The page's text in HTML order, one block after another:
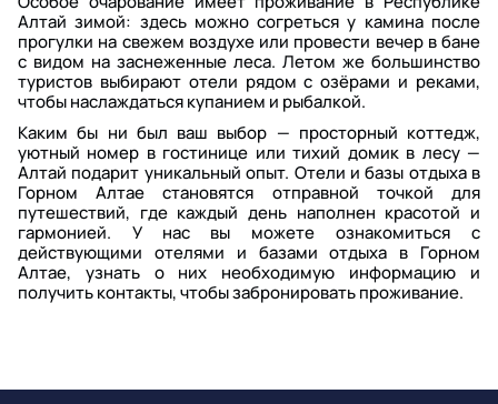
Алтай зимой: здесь можно согреться у камина после
прогулки на свежем воздухе или провести вечер в бане
с видом на заснеженные леса. Летом же большинство
туристов выбирают отели рядом с озёрами и реками,
чтобы наслаждаться купанием и рыбалкой.
Каким бы ни был ваш выбор — просторный коттедж,
уютный номер в гостинице или тихий домик в лесу —
Алтай подарит уникальный опыт. Отели и базы отдыха в
Горном Алтае становятся отправной точкой для
путешествий, где каждый день наполнен красотой и
гармонией. У нас вы можете ознакомиться с
действующими отелями и базами отдыха в Горном
Алтае, узнать о них необходимую информацию и
получить контакты, чтобы забронировать проживание.